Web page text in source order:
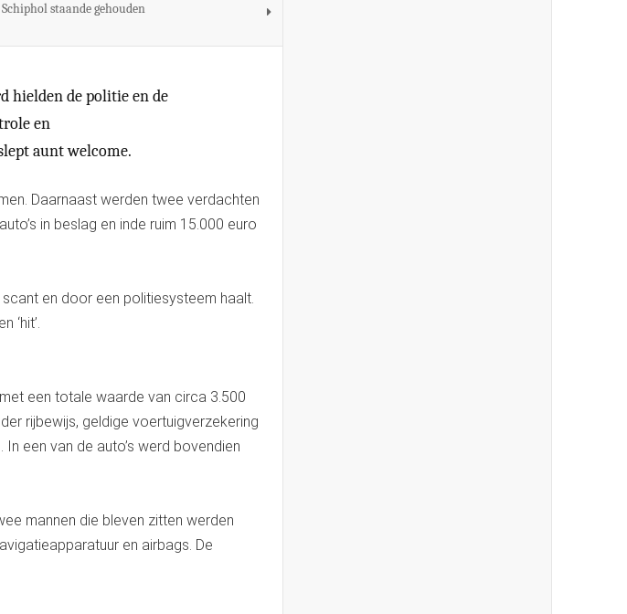
staande gehouden
hielden de politie en de
en
aunt welcome.
Daarnaast werden twee verdachten
in beslag en inde ruim 15.000 euro
en door een politiesysteem haalt.
‘hit’.
een totale waarde van circa 3.500
rijbewijs, geldige voertuigverzekering
een van de auto’s werd bovendien
mannen die bleven zitten werden
en airbags. De